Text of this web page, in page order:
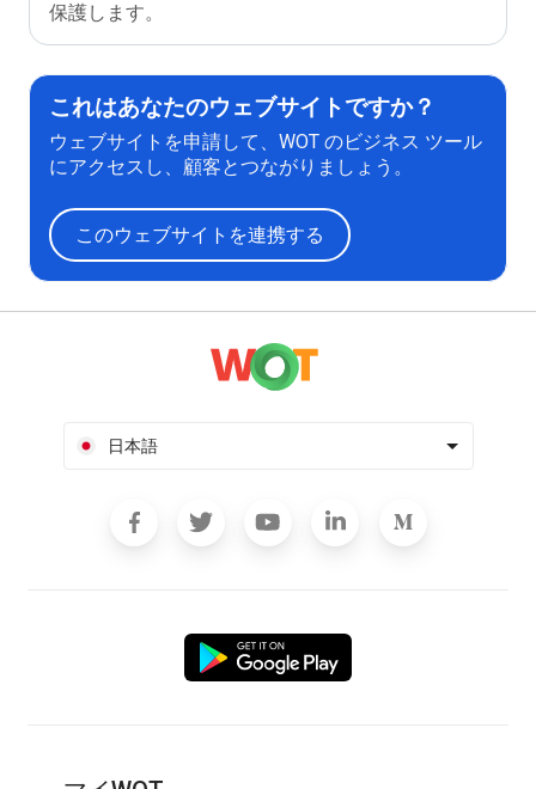
保護します。
これはあなたのウェブサイトですか？
ウェブサイトを申請して、WOT のビジネス ツール
にアクセスし、顧客とつながりましょう。
このウェブサイトを連携する
日本語